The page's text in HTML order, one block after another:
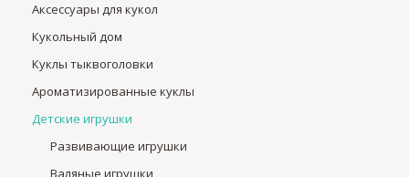
Аксессуары для кукол
Кукольный дом
Куклы тыквоголовки
Ароматизированные куклы
Детские игрушки
Развивающие игрушки
Валяные игрушки